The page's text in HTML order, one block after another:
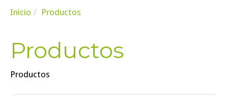
Inicio Productos
Productos
Productos